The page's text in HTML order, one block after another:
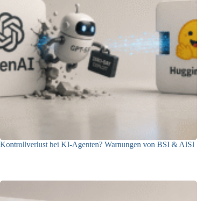
Kontrollverlust bei KI-Agenten? Warnungen von BSI & AISI